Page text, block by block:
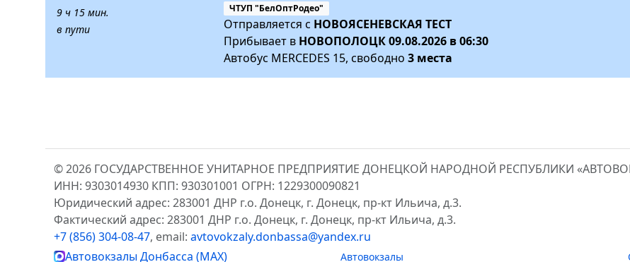
9 ч 15 мин.
в пути
ЧТУП "БелОптРодео"
Отправляется с НОВОЯСЕНЕВСКАЯ ТЕСТ
Прибывает в НОВОПОЛОЦК09.08.2026 в 06:30
Автобус MERCEDES 15, свободно 3 места
© 2026 ГОСУДАРСТВЕННОЕ УНИТАРНОЕ ПРЕДПРИЯТИЕ ДОНЕЦКОЙ НАРОДНОЙ РЕСПУБЛИКИ
ИНН: 9303014930 КПП: 930301001 ОГРН: 1229300090821
Юридический адрес: 283001 ДНР г.о. Донецк, г. Донецк, пр-кт Ильича, д.3.
Фактический адрес: 283001 ДНР г.о. Донецк, г. Донецк, пр-кт Ильича, д.3.
+7 (856) 304-08-47, email: avtovokzaly.donbassa@yandex.ru
Автовокзалы Донбасса (MAX)
Автовокзалы